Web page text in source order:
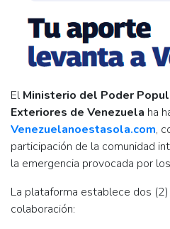
ElMinisterio del Poder
Exteriores de Venezuela ha
Venezuelanoestasola.com,
participación de la comunidad
la emergencia provocada por
La plataforma establece dos
colaboración: